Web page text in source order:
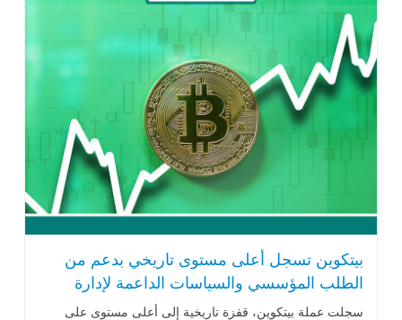
بيتكوين تسجل أعلى مستوى تاريخي بدعم من
الطلب المؤسسي والسياسات الداعمة لإدارة
ترامب
سجلت عملة بيتكوين، قفزة تاريخية إلى أعلى مستوى على